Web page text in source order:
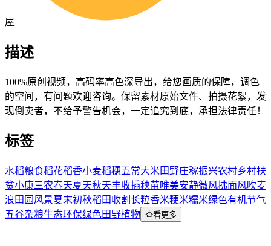
屋
描述
100%原创视频，高码率高色深导出，给您画质的保障，调色
的空间，有问题欢迎咨询。保留素材原始文件、拍摄花絮，发
现倒卖者，不给予警告机会，一定追究到底，承担法律责任！
标签
水稻粮食稻花稻香小麦稻穗五常大米田野庄稼振兴农村乡村扶
贫小康三农春天夏天秋天丰收插秧苗唯美安静微风拂面风吹麦
浪田园风景夏末初秋稻田收割 长粒香米粳米糯米绿色有机节气
五谷杂粮生态环保绿色田野植物 查看更多